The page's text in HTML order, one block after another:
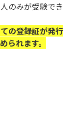
のみが受験でき
の登録証が発行
られます。